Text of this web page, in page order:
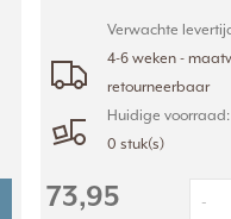
Verwachte
4-6 weken -
retourneerbaar
Huidige voorraad:
0 stuk(s)
73,95 -